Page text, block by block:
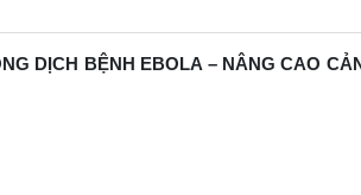
DỊCH BỆNH EBOLA – NÂNG CAO